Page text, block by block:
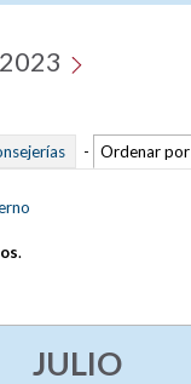
- Ordenar por
.
JULIO